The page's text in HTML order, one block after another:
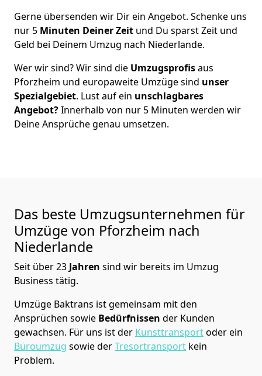
Gerne übersenden wir Dir ein Angebot. Schenke uns
nur 5 Minuten Deiner Zeit und Du sparst Zeit und
Geld bei Deinem Umzug nach Niederlande.
Wer wir sind? Wir sind die Umzugsprofisaus
Pforzheim und europaweite Umzüge sind unser
Spezialgebiet. Lust auf ein unschlagbares
Angebot?Innerhalb von nur 5 Minuten werden wir
Deine Ansprüche genau umsetzen.
Das beste Umzugsunternehmen für
Umzüge von Pforzheim nach
Niederlande
Seit über23 Jahren sind wir bereits im Umzug
Business tätig.
Umzüge Baktrans ist gemeinsam mit den
Ansprüchen sowie Bedürfnissen der Kunden
gewachsen. Für uns ist der Kunsttransportoder ein
Büroumzug sowie derTresortransport kein
Problem.